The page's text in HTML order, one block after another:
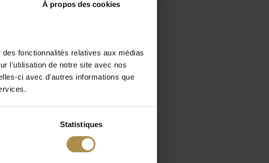
À propos des cookies
fonctionnalités relatives aux médias
l'utilisation de notre site avec nos
ci avec d'autres informations que
Statistiques